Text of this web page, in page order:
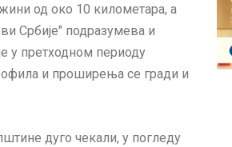
од око 10 километара, а
Србије" подразумева и
у претходном периоду
и проширења се гради и
дуго чекали, у погледу